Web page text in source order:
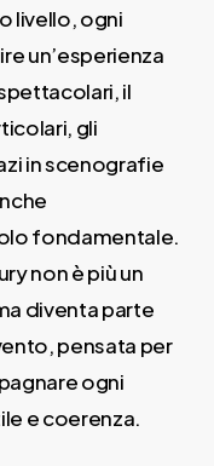
livello, ogni
un’esperienza
il
gli
in scenografie
fondamentale.
non è più un
diventa parte
pensata per
ogni
e coerenza.